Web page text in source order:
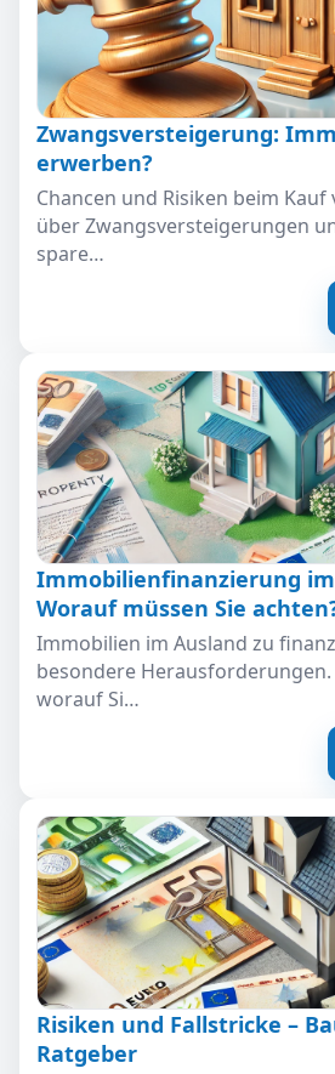
Zwangsversteigerung:
erwerben?
Chancen und Risiken beim
über Zwangsversteigerungen
spare…
Immobilienfinanzierung
Worauf müssen Sie
Immobilien im Ausland zu
besondere Herausforderungen.
worauf Si…
Risiken und Fallstricke –
Ratgeber